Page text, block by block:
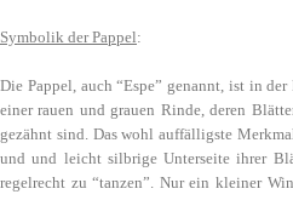
Symbolik der Pappel:
Die Pappel, auch “Espe” genannt, ist in
einer rauen und grauen Rinde, deren
gezähnt sind. Das wohl auffälligste
und und leicht silbrige Unterseite ihrer
regelrecht zu “tanzen”. Nur ein kleiner